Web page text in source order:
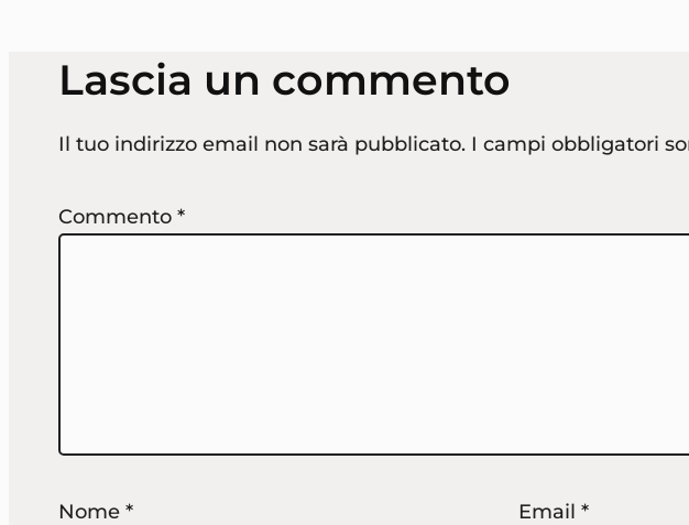
Lascia un commento
Il tuo indirizzo email non sarà pubblicato. I campi obbligatori
Commento *
Nome * Email *